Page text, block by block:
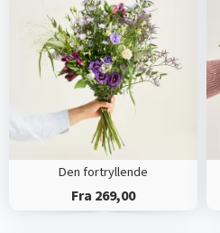
Den fortryllende
Fra 269,00